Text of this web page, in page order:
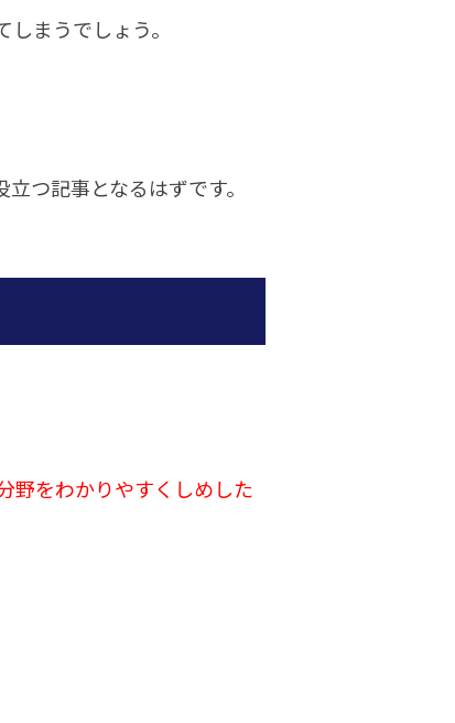
まうでしょう。
つ記事となるはずです。
野をわかりやすくしめした